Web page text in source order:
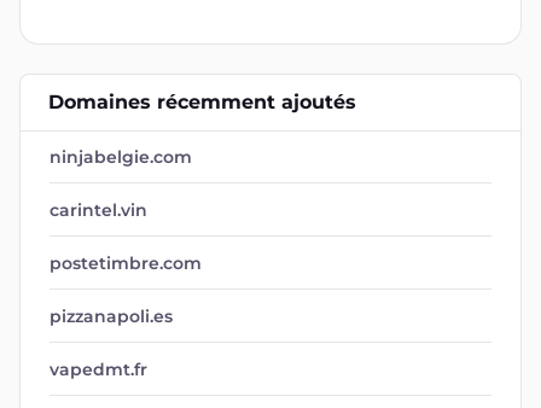
Domaines récemment ajoutés
ninjabelgie.com
carintel.vin
postetimbre.com
pizzanapoli.es
vapedmt.fr